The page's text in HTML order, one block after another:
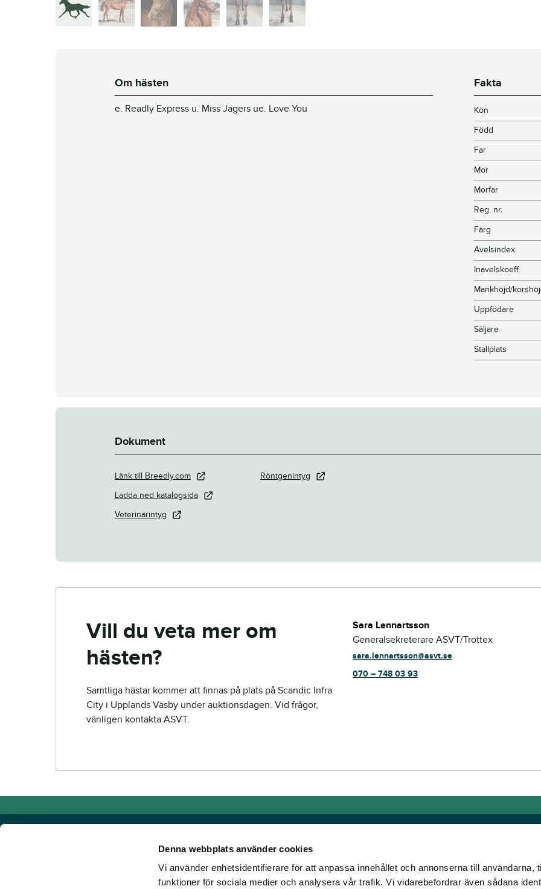
Denna webbplats använder cookies
Vi använder enhetsidentifierare för att anpassa innehållet och annonserna till användarna,
funktioner för sociala medier och analysera vår trafik. Vi vidarebefordrar även sådana
Om hästen
e. Readly Express u. Miss Jägers ue. Love You
Fakta
Kön
Född
Far
Mor
Morfar
Reg. nr.
Färg
Avelsindex
Inavelskoeff.
Mankhöjd/
Uppfödare
Säljare
Stallplats
Dokument
Länk till Breedly.com
Ladda ned katalogsida
Veterinärintyg
Röntgenintyg
Vill du veta mer om
hästen?
Samtliga hästar kommer att finnas på plats på Scandic Infra
City i Upplands Väsby under auktionsdagen. Vid frågor,
vänligen kontakta ASVT.
Sara Lennartsson
Generalsekreterare ASVT/Trottex
sara.lennartsson@asvt.se
070 – 748 03 93
Powered by TR Media Länkar